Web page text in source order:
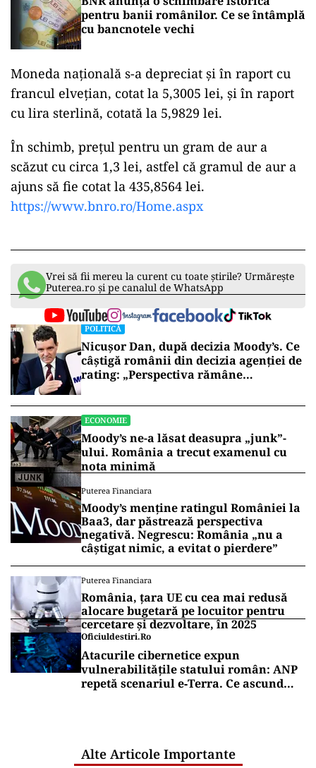
pentru banii românilor. Ce se întâmplă
cu bancnotele vechi
Moneda națională s-a depreciat și în raport cu
francul elveţian, cotat la 5,3005 lei, şi în raport
cu lira sterlină, cotată la 5,9829 lei.
În schimb, preţul pentru un gram de aur a
scăzut cu circa 1,3 lei, astfel că gramul de aur a
ajuns să fie cotat la 435,8564 lei.
https://www.bnro.ro/Home.aspx
Vrei să fii mereu la curent cu toate știrile? Urmărește
Puterea.ro și pe canalul de WhatsApp
POLITICĂ
Nicușor Dan, după decizia Moody’s. Ce
câștigă românii din decizia agenției de
rating: „Perspectiva rămâne
ECONOMIE
Moody’s ne-a lăsat deasupra „junk”-
ului. România a trecut examenul cu
nota minimă
Puterea Financiara
Moody’s menține ratingul României la
Baa3, dar păstrează perspectiva
negativă. Negrescu: România „nu a
câștigat nimic, a evitat o pierdere”
Puterea Financiara
România, țara UE cu cea mai redusă
alocare bugetară pe locuitor pentru
cercetare și dezvoltare, în 2025
Oficiuldestiri.ro
Atacurile cibernetice expun
vulnerabilitățile statului român: ANP
repetă scenariul e‑Terra. Ce ascund
Alte Articole Importante